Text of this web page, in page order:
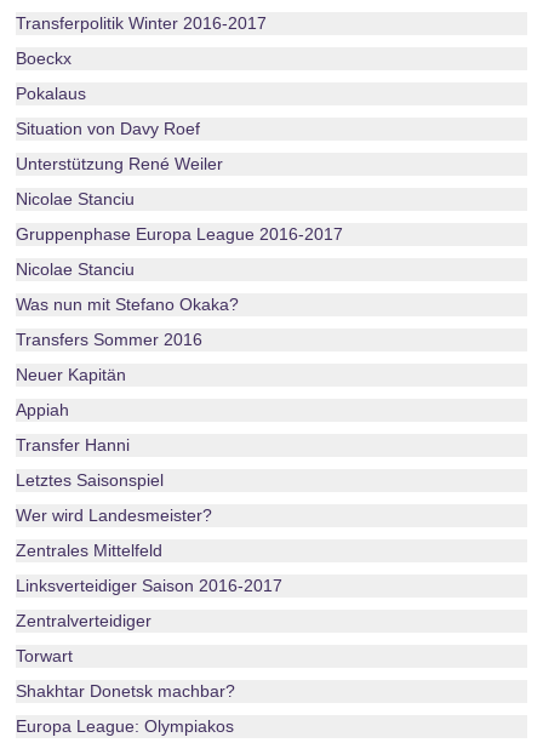
Transferpolitik Winter 2016-2017
Boeckx
Pokalaus
Situation von Davy Roef
Unterstützung René Weiler
Nicolae Stanciu
Gruppenphase Europa League 2016-2017
Nicolae Stanciu
Was nun mit Stefano Okaka?
Transfers Sommer 2016
Neuer Kapitän
Appiah
Transfer Hanni
Letztes Saisonspiel
Wer wird Landesmeister?
Zentrales Mittelfeld
Linksverteidiger Saison 2016-2017
Zentralverteidiger
Torwart
Shakhtar Donetsk machbar?
Europa League: Olympiakos